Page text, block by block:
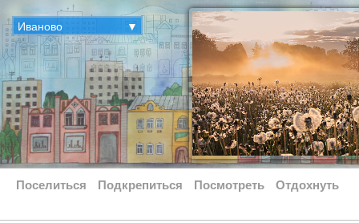
Иваново ▼
Поселиться Подкрепиться Посмотреть Отдохнуть